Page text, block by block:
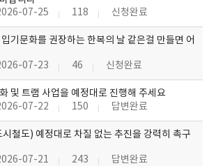
07-25 118 신청완료
기문화를 권장하는 한복의 날 같은걸 만들면 어
07-23 46 신청완료
및 트램 사업을 예정대로 진행해 주세요
07-22 150 답변완료
철도) 예정대로 차질 없는 추진을 강력히 촉구
07-21 243 답변완료